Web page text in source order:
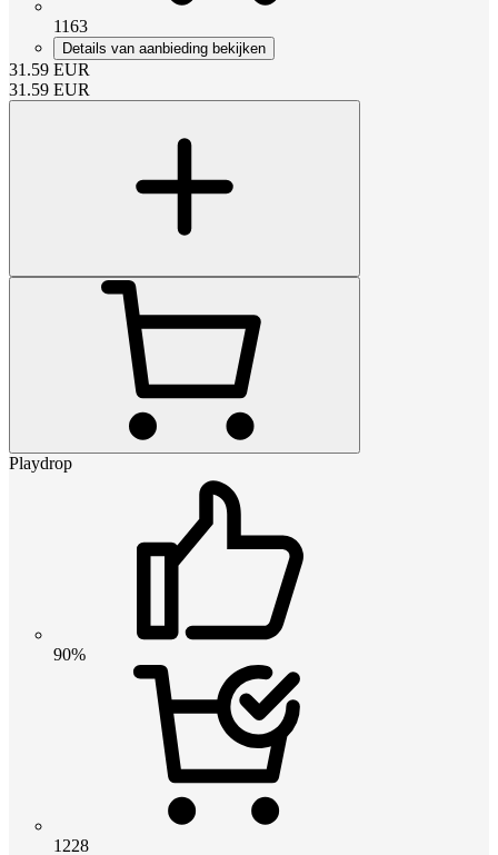
1163
Details van aanbieding bekijken
31.59 EUR
31.59 EUR
Playdrop
90%
1228